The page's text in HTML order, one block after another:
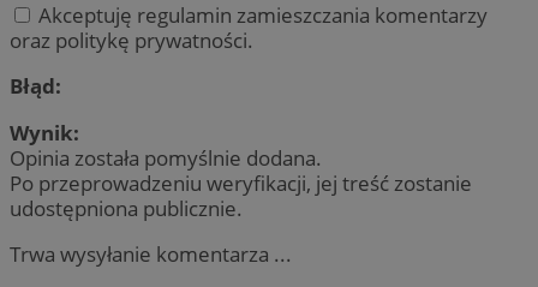
Akceptuję regulamin zamieszczania komentarzy
oraz politykę prywatności.
Błąd:
Wynik:
Opinia została pomyślnie dodana.
Po przeprowadzeniu weryfikacji, jej treść zostanie
udostępniona publicznie.
Trwa wysyłanie komentarza ...